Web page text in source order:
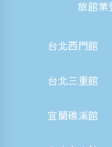
旅館業
台北西門館
台北三重館
宜蘭礁溪館